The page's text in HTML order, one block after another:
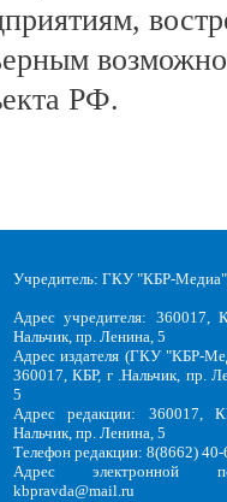
РФ.
Учредитель: ГКУ "КБР-Медиа"
Адрес учредителя: 360017,
Нальчик, пр. Ленина, 5
Адрес издателя (ГКУ "КБР-
360017, КБР, г .Нальчик, пр.
5
Адрес редакции: 360017,
Нальчик, пр. Ленина, 5
Телефон редакции: 8(8662)
Адрес электронной
kbpravda@mail.ru